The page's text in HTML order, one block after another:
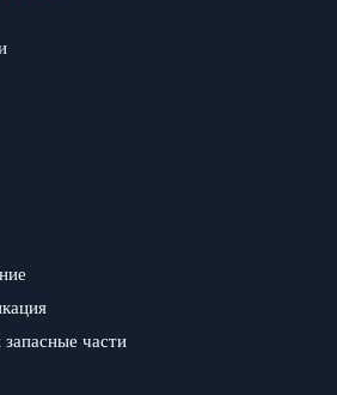
части